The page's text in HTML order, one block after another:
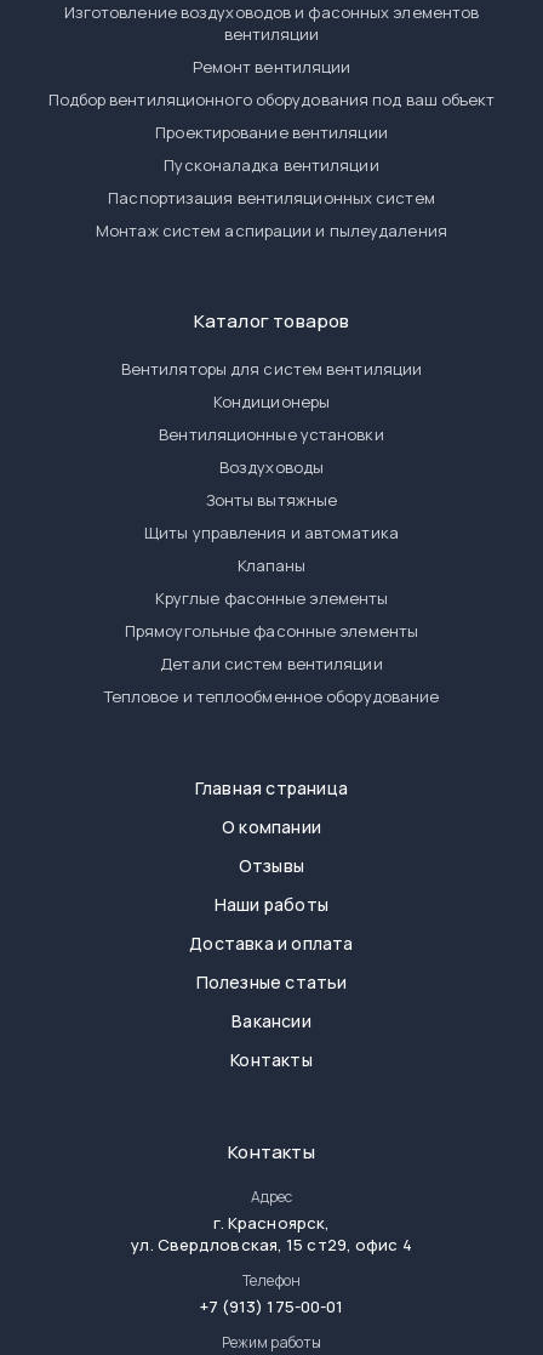
Изготовление воздуховодов и фасонных элементов
вентиляции
Ремонт вентиляции
Подбор вентиляционного оборудования под ваш объект
Проектирование вентиляции
Пусконаладка вентиляции
Паспортизация вентиляционных систем
Монтаж систем аспирации и пылеудаления
Каталог товаров
Вентиляторы для систем вентиляции
Кондиционеры
Вентиляционные установки
Воздуховоды
Зонты вытяжные
Щиты управления и автоматика
Клапаны
Круглые фасонные элементы
Прямоугольные фасонные элементы
Детали систем вентиляции
Тепловое и теплообменное оборудование
Главная страница
О компании
Отзывы
Наши работы
Доставка и оплата
Полезные статьи
Вакансии
Контакты
Контакты
Адрес
г.Красноярск,
ул. Свердловская, 15 ст29, офис 4
Телефон
+7 (913) 175-00-01
Режим работы